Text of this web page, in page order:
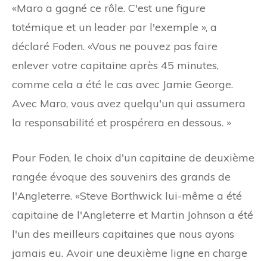
«Maro a gagné ce rôle. C'est une figure
totémique et un leader par l'exemple », a
déclaré Foden. «Vous ne pouvez pas faire
enlever votre capitaine après 45 minutes,
comme cela a été le cas avec Jamie George.
Avec Maro, vous avez quelqu'un qui assumera
la responsabilité et prospérera en dessous. »
Pour Foden, le choix d'un capitaine de deuxième
rangée évoque des souvenirs des grands de
l'Angleterre. «Steve Borthwick lui-même a été
capitaine de l'Angleterre et Martin Johnson a été
l'un des meilleurs capitaines que nous ayons
jamais eu. Avoir une deuxième ligne en charge